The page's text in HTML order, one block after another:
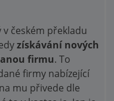
českém překladu
získávání nových
firmu. To
firmy nabízející
mu přivede dle